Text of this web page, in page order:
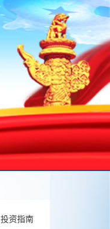
投资指南